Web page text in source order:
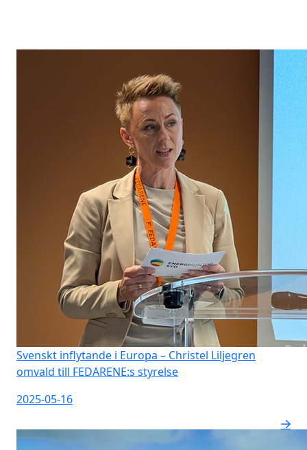
Svenskt inflytande i Europa – Christel Liljegren
omvald till FEDARENE:s styrelse
2025-05-16